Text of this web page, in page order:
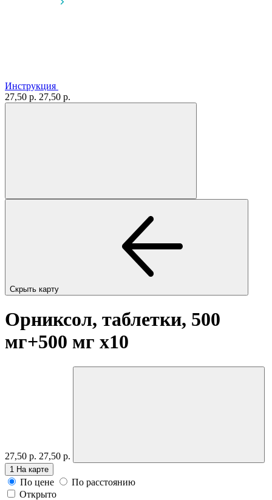
Инструкция
27,50 р. 27,50 р.
Скрыть карту
Орниксол, таблетки, 500
мг+500 мг x10
27,50 р. 27,50 р.
1 На карте
По цене
По расстоянию
Открыто